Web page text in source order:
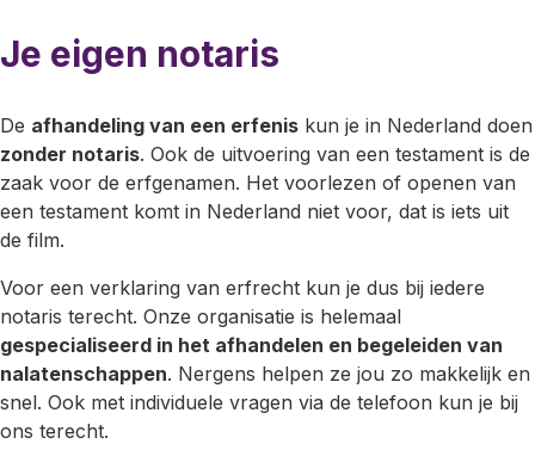
Je eigen notaris
De afhandeling van een erfenis kun je in Nederland doen
zonder notaris. Ook de uitvoering van een testament is de
zaak voor de erfgenamen. Het voorlezen of openen van
een testament komt in Nederland niet voor, dat is iets uit
de film.
Voor een verklaring van erfrecht kun je dus bij iedere
notaris terecht. Onze organisatie is helemaal
gespecialiseerd in het afhandelen en begeleiden van
nalatenschappen. Nergens helpen ze jou zo makkelijk en
snel. Ook met individuele vragen via de telefoon kun je bij
ons terecht.